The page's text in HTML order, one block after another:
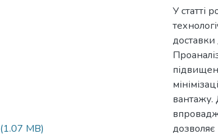
(1.07 MB)
У статті
доставки
вантажу.
дозволяє